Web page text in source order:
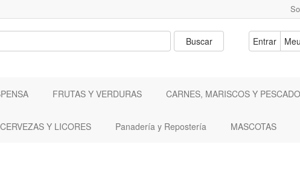
Entrar
FRUTAS Y VERDURAS CARNES, MARISCOS Y PESCADO
Y LICORES Panadería y Repostería MASCOTAS